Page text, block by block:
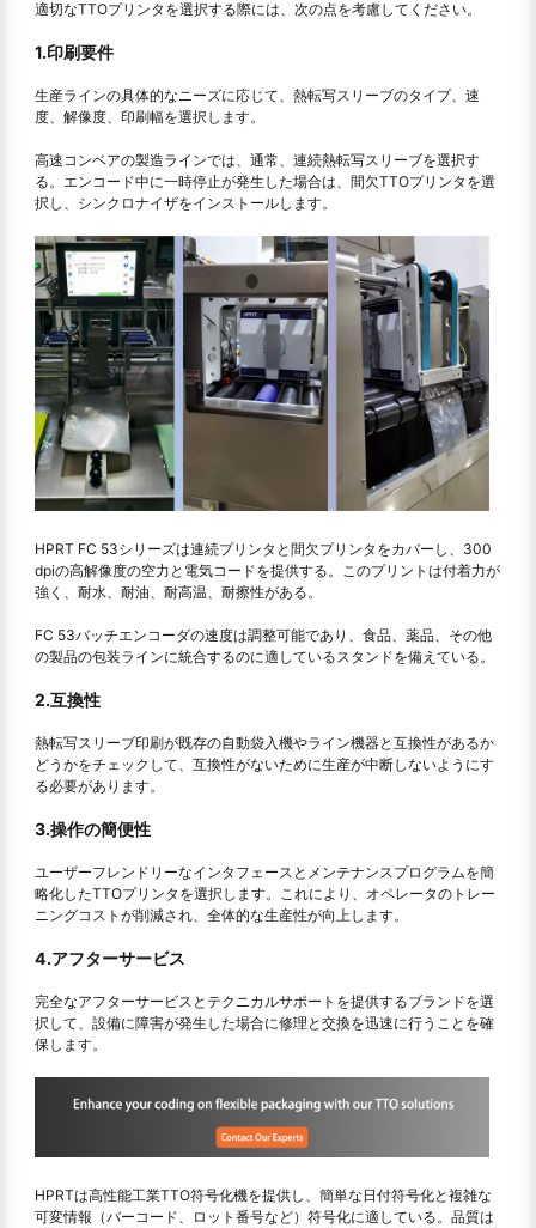
適切なTTOプリンタを選択する際には、次の点を考慮してください。
1.印刷要件
生産ラインの具体的なニーズに応じて、熱転写スリーブのタイプ、速
度、解像度、印刷幅を選択します。
高速コンベアの製造ラインでは、通常、連続熱転写スリーブを選択す
る。エンコード中に一時停止が発生した場合は、間欠TTOプリンタを選
択し、シンクロナイザをインストールします。
HPRT FC 53シリーズは連続プリンタと間欠プリンタをカバーし、300
dpiの高解像度の空力と電気コードを提供する。このプリントは付着力が
強く、耐水、耐油、耐高温、耐擦性がある。
FC 53バッチエンコーダの速度は調整可能であり、食品、薬品、その他
の製品の包装ラインに統合するのに適しているスタンドを備えている。
2.互換性
熱転写スリーブ印刷が既存の自動袋入機やライン機器と互換性があるか
どうかをチェックして、互換性がないために生産が中断しないようにす
る必要があります。
3.操作の簡便性
ユーザーフレンドリーなインタフェースとメンテナンスプログラムを簡
略化したTTOプリンタを選択します。これにより、オペレータのトレー
ニングコストが削減され、全体的な生産性が向上します。
4.アフターサービス
完全なアフターサービスとテクニカルサポートを提供するブランドを選
択して、設備に障害が発生した場合に修理と交換を迅速に行うことを確
保します。
HPRTは高性能工業TTO符号化機を提供し、簡単な日付符号化と複雑な
可変情報（バーコード、ロット番号など）符号化に適している。品質は